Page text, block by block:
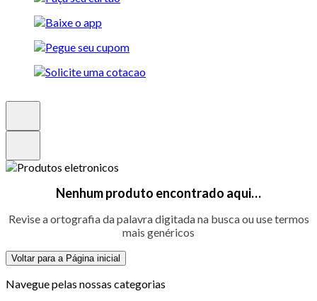
Nenhum produto encontrado aqui…
Revise a ortografia da palavra digitada na busca ou use termos
mais genéricos
Voltar para a Página inicial
Navegue pelas nossas categorias